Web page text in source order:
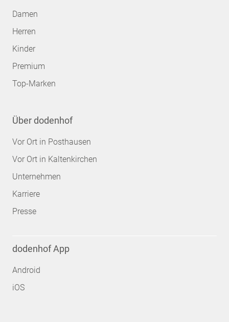
Damen
Herren
Kinder
Premium
Top-Marken
Über dodenhof
Vor Ort in Posthausen
Vor Ort in Kaltenkirchen
Unternehmen
Karriere
Presse
dodenhof App
Android
iOS